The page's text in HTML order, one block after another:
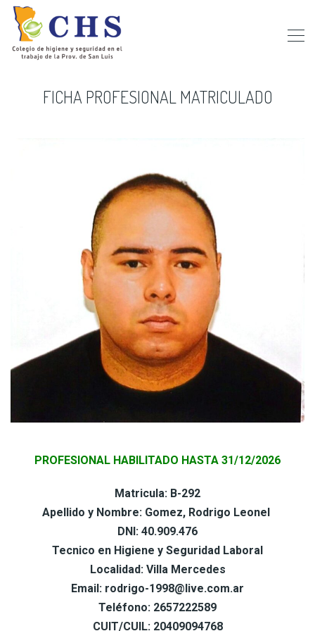
FICHA PROFESIONAL MATRICULADO
PROFESIONAL HABILITADO HASTA 31/12/2026
Matricula: B-292
Apellido y Nombre: Gomez, Rodrigo Leonel
DNI: 40.909.476
Tecnico en Higiene y Seguridad Laboral
Localidad: Villa Mercedes
Email: rodrigo-1998@live.com.ar
Teléfono: 2657222589
CUIT/CUIL: 20409094768